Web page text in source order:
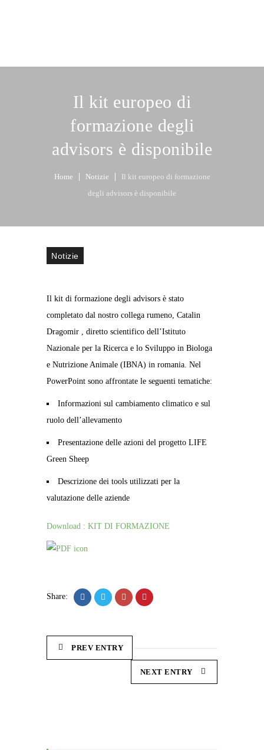
Il kit europeo di
formazione degli
advisors è disponibile
Home Notizie
Il kit europeo di formazione
degli advisors è disponibile
Notizie
Il kit di formazione degli advisors è stato
completato dal nostro collega rumeno, Catalin
Dragomir , diretto scientifico dell’Istituto
Nazionale per la Ricerca e lo Sviluppo in Biologa
e Nutrizione Animale (IBNA) in romania. Nel
PowerPoint sono affrontate le seguenti tematiche:
Informazioni sul cambiamento climatico e sul
ruolo dell’allevamento
Presentazione delle azioni del progetto LIFE
Green Sheep
Descrizione dei tools utilizzati per la
valutazione delle aziende
Download : KIT DI FORMAZIONE
Share:
PREV ENTRY
NEXT ENTRY